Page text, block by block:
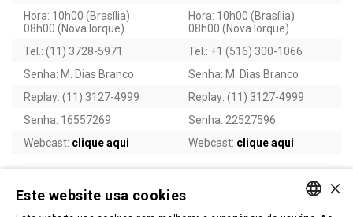
Hora: 10h00 (Brasília)
08h00 (Nova Iorque)
Hora: 10h00 (Brasília)
08h00 (Nova Iorque)
Tel.: (11) 3728-5971
Tel.: +1 (516) 300-1066
Senha: M. Dias Branco
Senha: M. Dias Branco
Replay: (11) 3127-4999
Replay: (11) 3127-4999
Senha: 16557269
Senha: 22527596
Webcast: clique aqui Webcast: clique aqui
TOPO ×
Este website usa cookies